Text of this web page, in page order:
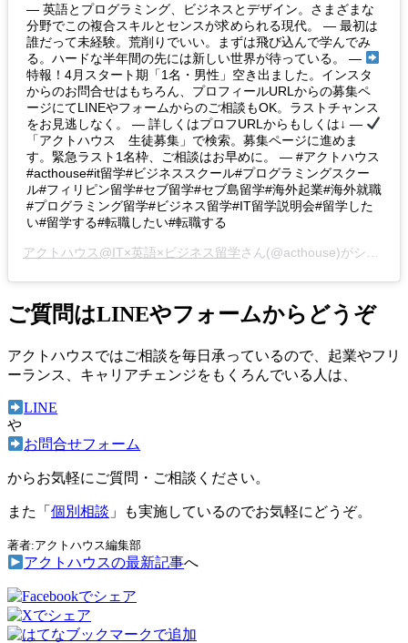
— 英語とプログラミング、ビジネスとデザイン。さまざまな
分野でこの複合スキルとセンスが求められる現代。 — 最初は
誰だって未経験。荒削りでいい。まずは飛び込んで学んでみ
る。ハードな半年間の先には新しい世界が待っている。 —
特報！4月スタート期「1名・男性」空き出ました。インスタ
からのお問合せはもちろん、プロフィールURLからの募集ペ
ージにてLINEやフォームからのご相談もOK。ラストチャンス
をお見逃しなく。 — 詳しくはプロフURLからもしくは↓ —
「アクトハウス 生徒募集」で検索。募集ページに進めま
す。緊急ラスト1名枠、ご相談はお早めに。 — #アクトハウス
#acthouse#it留学#ビジネススクール#プログラミングスクー
ル#フィリピン留学#セブ留学#セブ島留学#海外起業#海外就職
#プログラミング留学#ビジネス留学#IT留学説明会#留学した
い#留学する#転職したい#転職する
アクトハウス@IT×英語×ビジネス留学さん(@acthouse)がシェアした投稿 –
ご質問はLINEやフォームからどうぞ
アクトハウスではご相談を毎日承っているので、起業やフリ
ーランス、キャリアチェンジをもくろんでいる人は、
LINE
や
お問合せフォーム
からお気軽にご質問・ご相談ください。
また「 個別相談 」も実施しているのでお気軽にどうぞ。
著者:アクトハウス編集部
アクトハウスの最新記事へ